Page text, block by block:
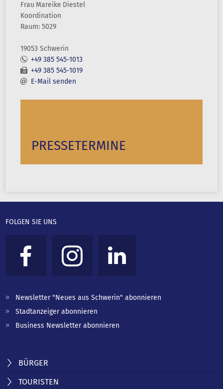
Frau Mareike Diestel
Koordination
Raum: 5029
19053 Schwerin
+49 385 545-1013
+49 385 545-1019
E-Mail senden
PRESSETERMINE
FOLGEN SIE UNS
Newsletter "Neues aus Schwerin" abonnieren
Stadtanzeiger abonnieren
Business Newsletter abonnieren
BÜRGER
TOURISTEN